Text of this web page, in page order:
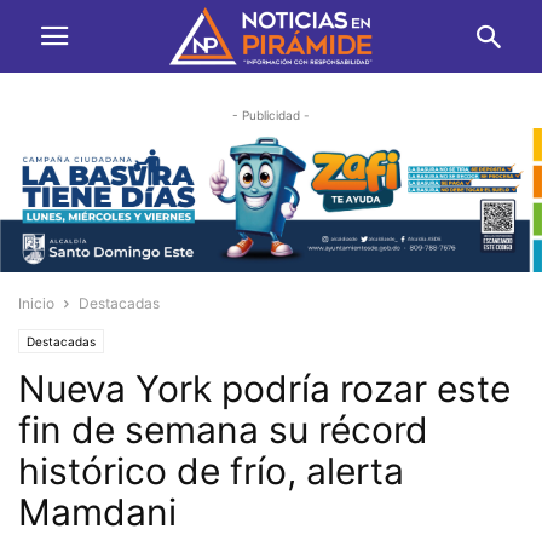
- Publicidad -
Inicio Destacadas
Destacadas
Nueva York podría rozar este
fin de semana su récord
histórico de frío, alerta
Mamdani